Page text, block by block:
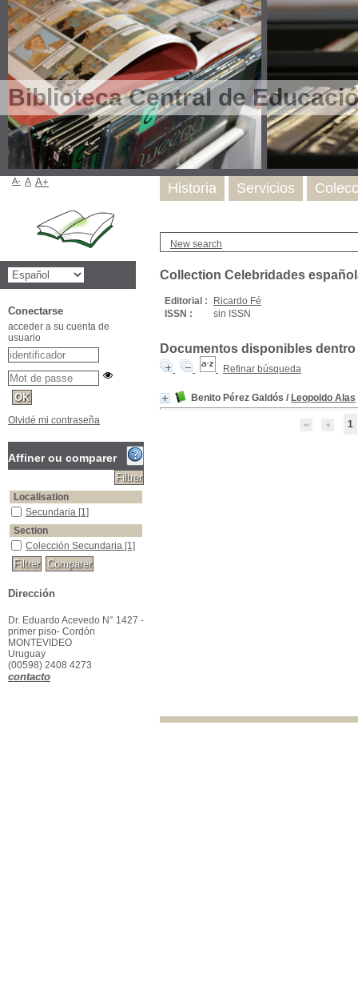
Biblioteca Central de
New search
Collection Celebridades
Editorial :
Ricardo Fé
ISSN :
sin ISSN
Documentos disponibles
Refinar búsqueda
Benito Pérez Galdós / Leopoldo Alas
1
Historia Servicios
A- A A+
Conectarse
acceder a su cuenta de
usuario
Olvidé mi contraseña
Affiner ou comparer
Localisation
Secundaria [1]
Section
Colección Secundaria [1]
Dirección
Dr. Eduardo Acevedo N° 1427 -
primer piso- Cordón
MONTEVIDEO
Uruguay
(00598) 2408 4273
contacto